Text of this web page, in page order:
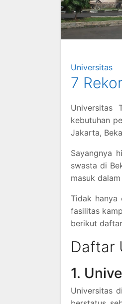
Universitas
7
Universitas
kebutuhan
Jakarta,
Sayangnya
swasta di
masuk
Tidak hanya
fasilitas
berikut
Daftar
1.
Universitas